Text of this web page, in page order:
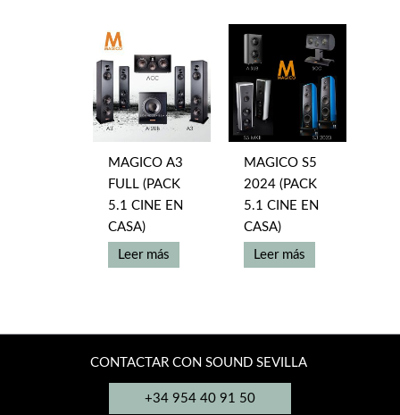
MAGICO A3
FULL (PACK
5.1 CINE EN
CASA)
Leer más
MAGICO S5
2024 (PACK
5.1 CINE EN
CASA)
Leer más
CONTACTAR CON SOUND SEVILLA
+34 954 40 91 50